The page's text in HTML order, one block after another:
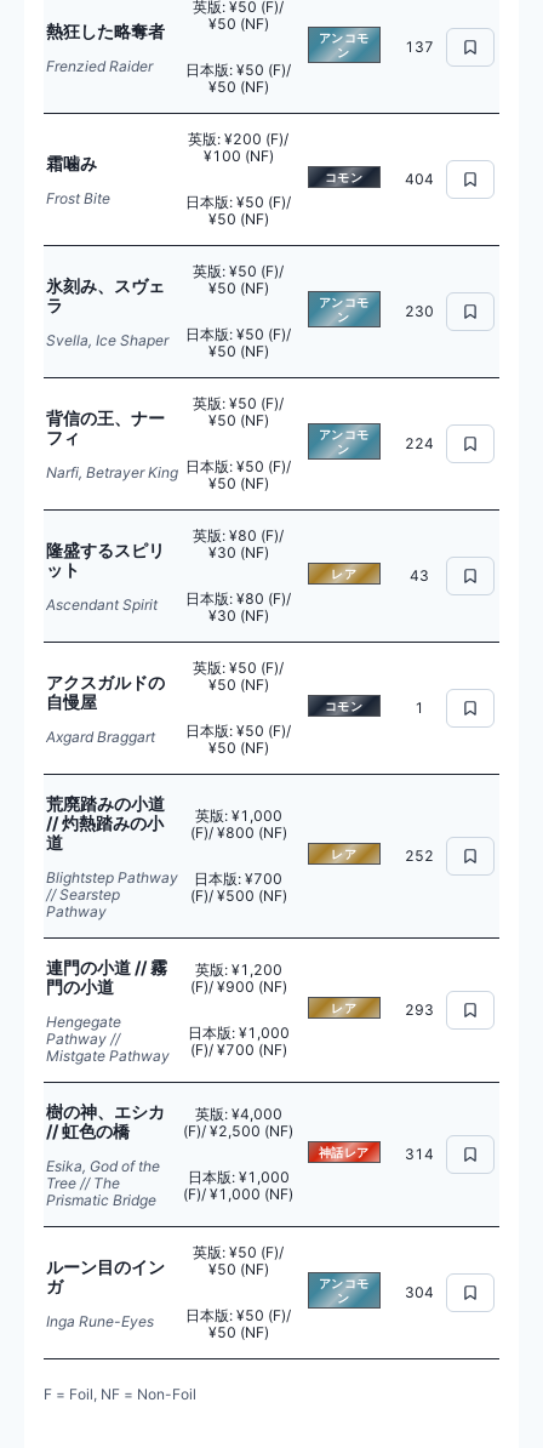
熱狂した略奪者
Frenzied Raider
英版: ¥50 (F)/
¥50 (NF)
日本版: ¥50 (F)/
¥50 (NF)
アンコモ
ン
137
霜噛み
Frost Bite
英版: ¥200 (F)/
¥100 (NF)
日本版: ¥50 (F)/
¥50 (NF)
コモン 404
氷刻み、スヴェ
ラ
Svella, Ice Shaper
英版: ¥50 (F)/
¥50 (NF)
日本版: ¥50 (F)/
¥50 (NF)
アンコモ
ン
230
背信の王、ナー
フィ
Narfi, Betrayer King
英版: ¥50 (F)/
¥50 (NF)
日本版: ¥50 (F)/
¥50 (NF)
アンコモ
ン
224
隆盛するスピリ
ット
Ascendant Spirit
英版: ¥80 (F)/
¥30 (NF)
日本版: ¥80 (F)/
¥30 (NF)
レア 43
アクスガルドの
自慢屋
Axgard Braggart
英版: ¥50 (F)/
¥50 (NF)
日本版: ¥50 (F)/
¥50 (NF)
コモン 1
荒廃踏みの小道
// 灼熱踏みの小
道
Blightstep Pathway
// Searstep
Pathway
英版: ¥1,000
(F)/ ¥800 (NF)
日本版: ¥700
(F)/ ¥500 (NF)
レア 252
連門の小道 // 霧
門の小道
Hengegate
Pathway //
Mistgate Pathway
英版: ¥1,200
(F)/ ¥900 (NF)
日本版: ¥1,000
(F)/ ¥700 (NF)
レア 293
樹の神、エシカ
// 虹色の橋
Esika, God of the
Tree // The
Prismatic Bridge
英版: ¥4,000
(F)/ ¥2,500 (NF)
日本版: ¥1,000
(F)/ ¥1,000 (NF)
神話レア 314
ルーン目のイン
ガ
Inga Rune-Eyes
英版: ¥50 (F)/
¥50 (NF)
日本版: ¥50 (F)/
¥50 (NF)
アンコモ
ン
304
F = Foil, NF = Non-Foil